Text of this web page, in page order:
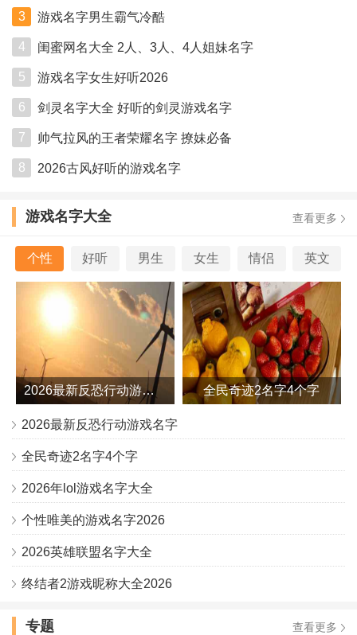
3 游戏名字男生霸气冷酷
4 闺蜜网名大全 2人、3人、4人姐妹名字
5 游戏名字女生好听2026
6 剑灵名字大全 好听的剑灵游戏名字
7 帅气拉风的王者荣耀名字 撩妹必备
8 2026古风好听的游戏名字
游戏名字大全
个性 好听 男生 女生 情侣 英文
查看更多
2026最新反恐行动游戏名字 全民奇迹2名字4个字
2026最新反恐行动游戏名字
全民奇迹2名字4个字
2026年lol游戏名字大全
个性唯美的游戏名字2026
2026英雄联盟名字大全
终结者2游戏昵称大全2026
专题 查看更多